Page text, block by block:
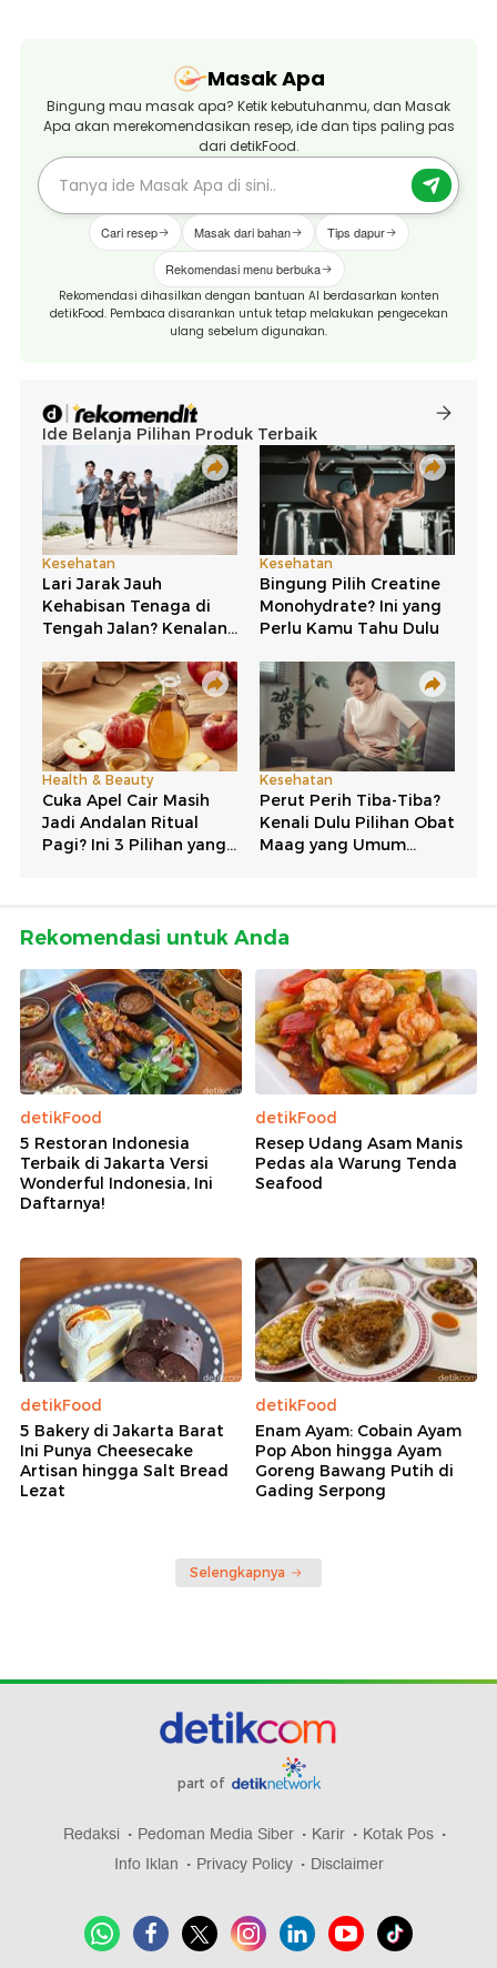
Masak Apa
Bingung mau masak apa? Ketik kebutuhanmu, dan Masak
Apa akan merekomendasikan resep, ide dan tips paling pas
dari detikFood.
Cari resep Masak dari bahan Tips dapur
Rekomendasi menu berbuka
Rekomendasi dihasilkan dengan bantuan AI berdasarkan konten
detikFood. Pembaca disarankan untuk tetap melakukan pengecekan
ulang sebelum digunakan.
Rekomendasi untuk Anda
detikFood
5 Restoran Indonesia
Terbaik di Jakarta Versi
Wonderful Indonesia, Ini
Daftarnya!
detikFood
Resep Udang Asam Manis
Pedas ala Warung Tenda
Seafood
detikFood
5 Bakery di Jakarta Barat
Ini Punya Cheesecake
Artisan hingga Salt Bread
Lezat
detikFood
Enam Ayam: Cobain Ayam
Pop Abon hingga Ayam
Goreng Bawang Putih di
Gading Serpong
Selengkapnya
part of
Redaksi Pedoman Media Siber Karir
Kotak Pos
Info Iklan
Privacy Policy Disclaimer